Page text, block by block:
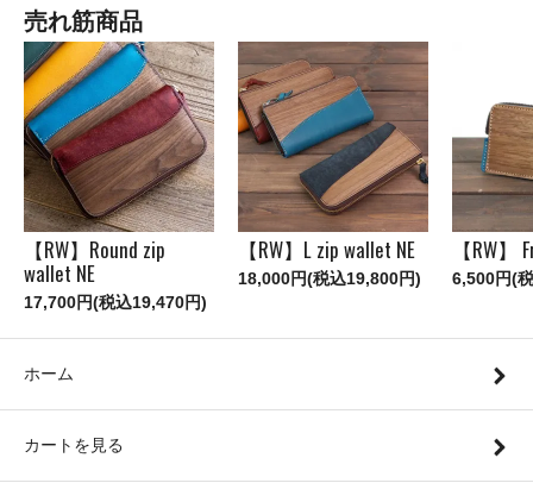
売れ筋商品
【RW】Round zip
wallet NE
17,700円(税込19,470円)
【RW】L zip wallet NE
18,000円(税込19,800円)
【RW】
6,500円(
ホーム
カートを見る